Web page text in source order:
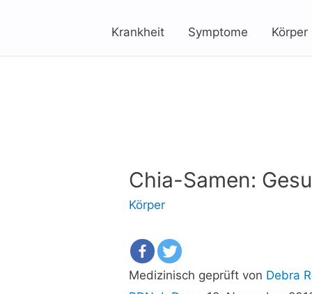
Krankheit Symptome Körper
Chia-Samen:
Körper
Medizinisch geprüft von Debra